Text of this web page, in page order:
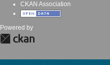
CKAN Association
Powered by